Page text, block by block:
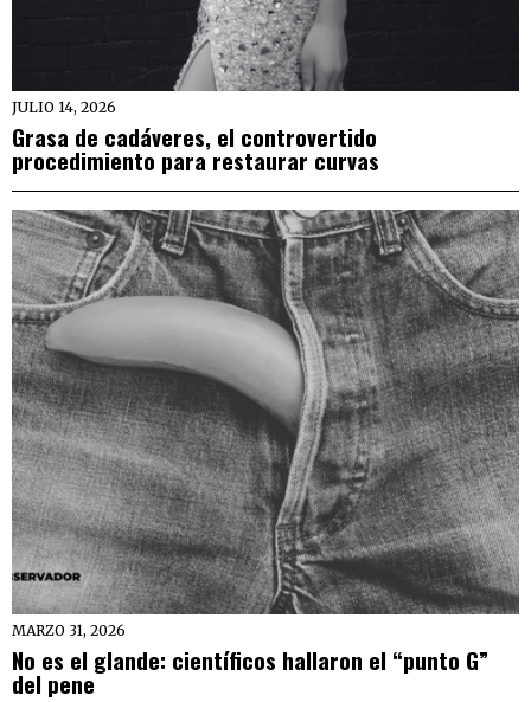
JULIO 14, 2026
Grasa de cadáveres, el controvertido
procedimiento para restaurar curvas
MARZO 31, 2026
No es el glande: científicos hallaron el “punto G”
del pene